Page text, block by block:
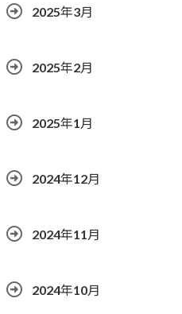
2025年3月
2025年2月
2025年1月
2024年12月
2024年11月
2024年10月